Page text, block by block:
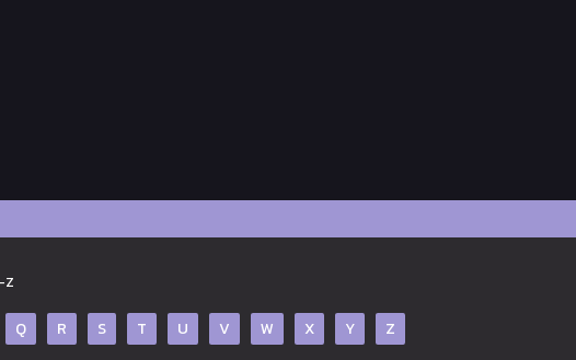
Z
Q R S T U V W X Y Z